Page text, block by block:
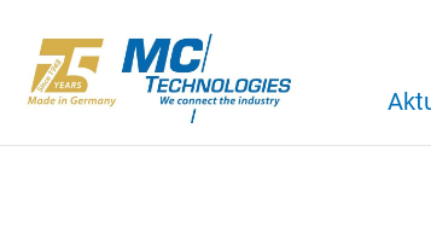
Inhalt
springen